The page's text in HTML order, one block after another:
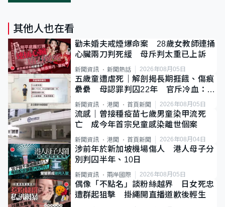
其他人也在看
勸未婚夫戒煙爆命案 28歲女教師連捅
心臟兩刀判死緩 母斥判太重已上訴
新聞資訊 新聞熱話 2026年08月05日
五歲童遭虐死｜解剖揭長期捱餓、傷痕
纍纍 母認罪判囚22年 官斥冷血：同
類案最惡劣
新聞資訊 港聞 首頁新聞 2026年08月05日
流感｜曾接種疫苗七歲男童染甲流死
亡 成今年首宗兒童感染離世個案
新聞資訊 港聞 首頁新聞 2026年08月04日
涉前年於新加坡機場傷人 港人母子分
別判囚半年、10日
新聞資訊 兩岸國際 2026年08月05日
偶像「不點名」談粉絲越界 日女死忠
遭群起狙擊 掛繩開直播道歉後輕生